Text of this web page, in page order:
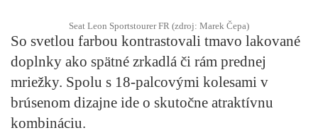
Seat Leon Sportstourer FR (zdroj: Marek Čepa)
So svetlou farbou kontrastovali tmavo lakované
doplnky ako spätné zrkadlá či rám prednej
mriežky. Spolu s 18-palcovými kolesami v
brúsenom dizajne ide o skutočne atraktívnu
kombináciu.